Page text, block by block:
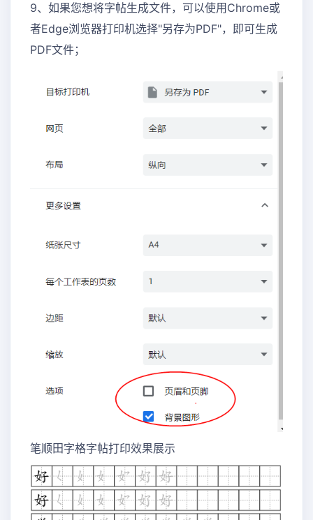
9、如果您想将字帖生成文件，可以使用Chrome或
者Edge浏览器打印机选择"另存为PDF"，即可生成
PDF文件；
笔顺田字格字帖打印效果展示